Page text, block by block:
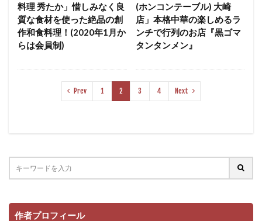
料理 秀たか」惜しみなく良
質な食材を使った絶品の創
作和食料理！(2020年1月か
らは会員制)
(ホンコンテーブル) 大崎
店」本格中華の楽しめるラ
ンチで行列のお店『黒ゴマ
タンタンメン』
Prev 1 2 3 4 Next
作者プロフィール